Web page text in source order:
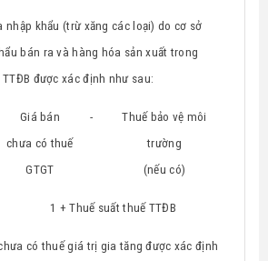
nhập khẩu (trừ xăng các loại) do cơ sở
bán ra và hàng hóa sản xuất trong
được xác định như sau:
Giá bán
chưa có thuế
GTGT
-
Thuế bảo vệ môi
trường
(nếu có)
1 + Thuế suất thuế TTĐB
có thuế giá trị gia tăng được xác định